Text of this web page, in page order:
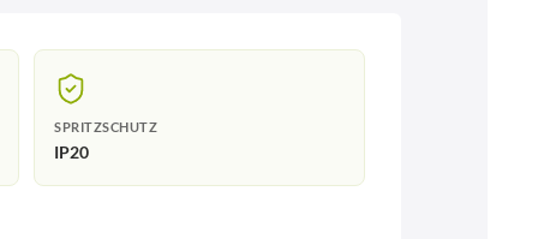
SPRITZSCHUTZ
IP20